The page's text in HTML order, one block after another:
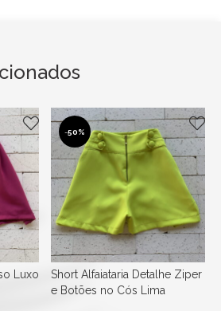
Luxo
-50%
Short Alfaiataria Detalhe Ziper
e Botões no Cós Lima